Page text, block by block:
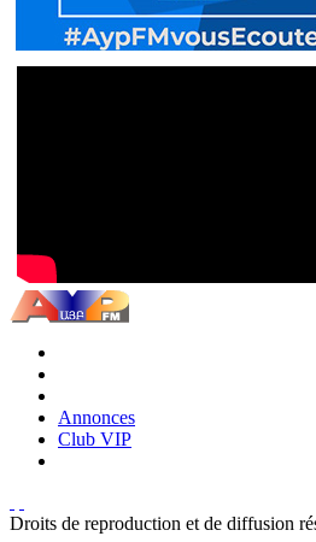
Annonces
Club VIP
Droits de reproduction et de diffusion